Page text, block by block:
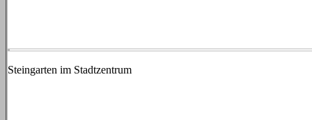
Steingarten im Stadtzentrum